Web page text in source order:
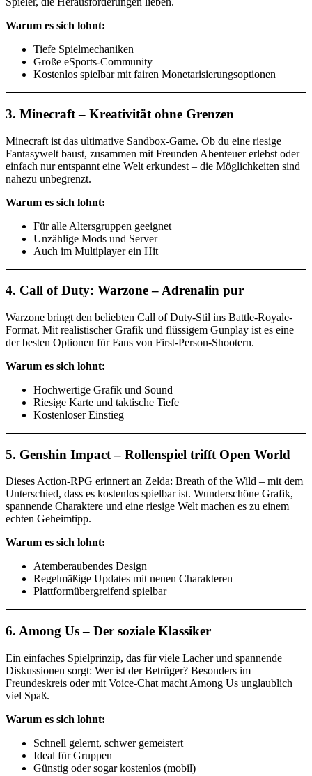
Warum es sich lohnt:
Tiefe Spielmechaniken
Große eSports-Community
Kostenlos spielbar mit fairen Monetarisierungsoptionen
3. Minecraft – Kreativität ohne Grenzen
Minecraft ist das ultimative Sandbox-Game. Ob du eine riesige
Fantasywelt baust, zusammen mit Freunden Abenteuer erlebst oder
einfach nur entspannt eine Welt erkundest – die Möglichkeiten sind
nahezu unbegrenzt.
Warum es sich lohnt:
Für alle Altersgruppen geeignet
Unzählige Mods und Server
Auch im Multiplayer ein Hit
4. Call of Duty: Warzone – Adrenalin pur
Warzone bringt den beliebten Call of Duty-Stil ins Battle-Royale-
Format. Mit realistischer Grafik und flüssigem Gunplay ist es eine
der besten Optionen für Fans von First-Person-Shootern.
Warum es sich lohnt:
Hochwertige Grafik und Sound
Riesige Karte und taktische Tiefe
Kostenloser Einstieg
5. Genshin Impact – Rollenspiel trifft Open World
Dieses Action-RPG erinnert an Zelda: Breath of the Wild – mit dem
Unterschied, dass es kostenlos spielbar ist. Wunderschöne Grafik,
spannende Charaktere und eine riesige Welt machen es zu einem
echten Geheimtipp.
Warum es sich lohnt:
Atemberaubendes Design
Regelmäßige Updates mit neuen Charakteren
Plattformübergreifend spielbar
6. Among Us – Der soziale Klassiker
Ein einfaches Spielprinzip, das für viele Lacher und spannende
Diskussionen sorgt: Wer ist der Betrüger? Besonders im
Freundeskreis oder mit Voice-Chat macht Among Us unglaublich
viel Spaß.
Warum es sich lohnt:
Schnell gelernt, schwer gemeistert
Ideal für Gruppen
Günstig oder sogar kostenlos (mobil)